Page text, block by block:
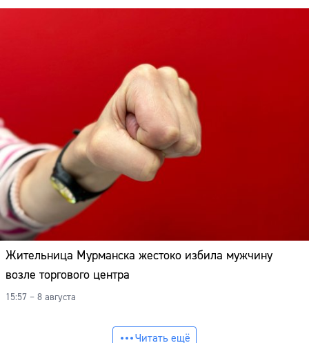
Жительница Мурманска жестоко избила мужчину
возле торгового центра
15:57 – 8 августа
Читать ещё